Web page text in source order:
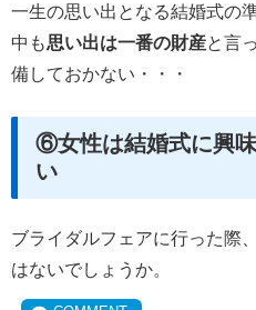
一生の思い出となる結婚式の
中も思い出は一番の財産と言
備しておかない・・・
⑥女性は結婚式に興
い
ブライダルフェアに行った際
はないでしょうか。